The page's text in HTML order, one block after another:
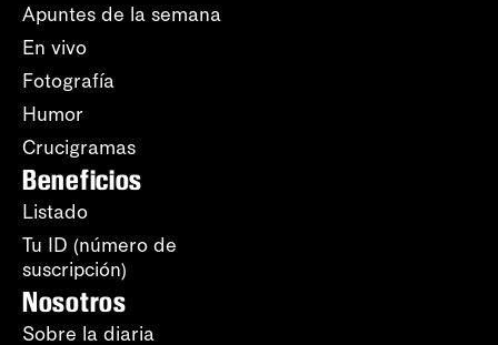
Apuntes de la semana
En vivo
Fotografía
Humor
Crucigramas
Beneficios
Listado
Tu ID (número de
suscripción)
Nosotros
Sobre la diaria